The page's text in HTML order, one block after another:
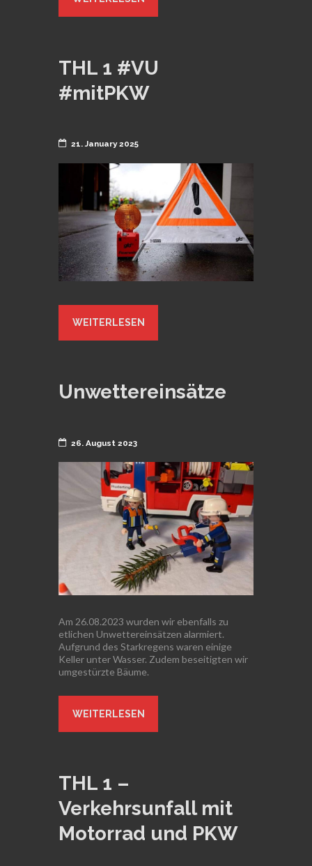
THL 1 #VU
#mitPKW
21. January 2025
WEITERLESEN
Unwettereinsätze
26. August 2023
Am 26.08.2023 wurden wir ebenfalls zu
etlichen Unwettereinsätzen alarmiert.
Aufgrund des Starkregens waren einige
Keller unter Wasser. Zudem beseitigten wir
umgestürzte Bäume.
WEITERLESEN
THL 1 –
Verkehrsunfall mit
Motorrad und PKW